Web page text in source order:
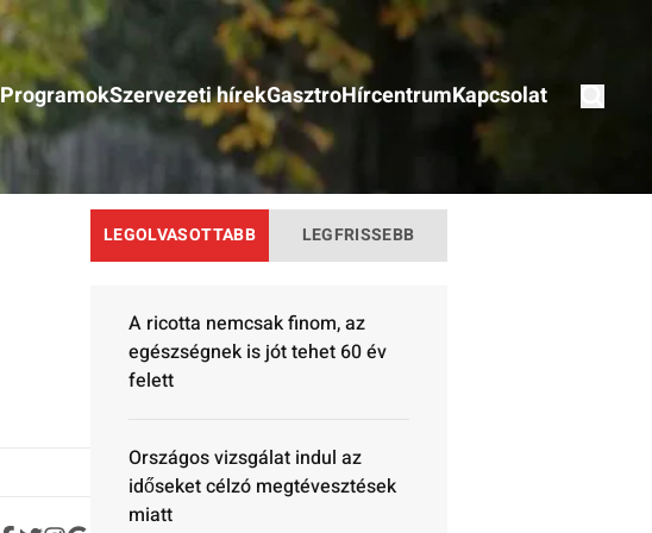
ProgramokSzervezeti hírekGasztroHírcentrumKapcsolat
LEGOLVASOTTABB LEGFRISSEBB
A ricotta nemcsak finom, az
egészségnek is jót tehet 60 év
felett
Országos vizsgálat indul az
időseket célzó megtévesztések
miatt